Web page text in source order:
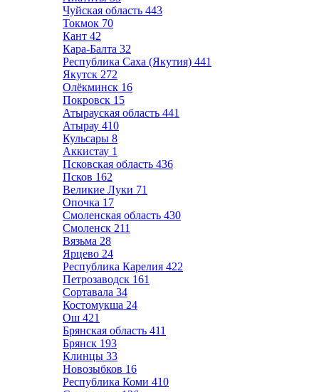
Чуйская область 443
Токмок 70
Кант 42
Кара-Балта 32
Республика Саха (Якутия) 441
Якутск 272
Олёкминск 16
Покровск 15
Атырауская область 441
Атырау 410
Кульсары 8
Аккистау 1
Псковская область 436
Псков 162
Великие Луки 71
Опочка 17
Смоленская область 430
Смоленск 211
Вязьма 28
Ярцево 24
Республика Карелия 422
Петрозаводск 161
Сортавала 34
Костомукша 24
Ош 421
Брянская область 411
Брянск 193
Клинцы 33
Новозыбков 16
Республика Коми 410